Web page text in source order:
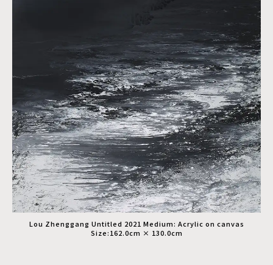
Lou Zhenggang Untitled 2021 Medium: Acrylic on canvas
Size:162.0cm × 130.0cm